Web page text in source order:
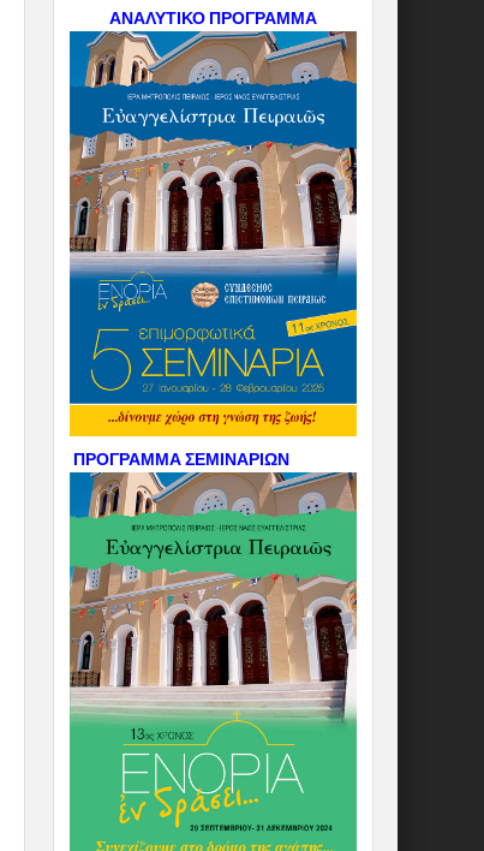
ΑΝΑΛΥΤΙΚΟ ΠΡΟΓΡΑΜΜΑ
ΠΡΟΓΡΑΜΜΑ ΣΕΜΙΝΑΡΙΩΝ